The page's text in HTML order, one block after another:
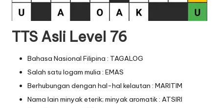
TTS Asli Level 76
Bahasa Nasional Filipina : TAGALOG
Salah satu logam mulia : EMAS
Berhubungan dengan hal-hal kelautan : MARITIM
Nama lain minyak eterik; minyak aromatik : ATSIRI